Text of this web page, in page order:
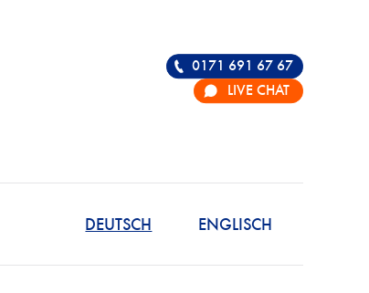
ENGLISCH
DEUTSCH
0171 691 67 67
LIVE CHAT